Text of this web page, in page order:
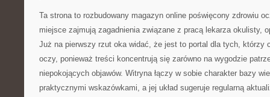
Ta strona to rozbudowany magazyn online poświęcony zdrowiu
miejsce zajmują zagadnienia związane z pracą lekarza okulisty,
Już na pierwszy rzut oka widać, że jest to portal dla tych, którzy
oczy, ponieważ treści koncentrują się zarówno na wygodzie
niepokojących objawów. Witryna łączy w sobie charakter bazy
praktycznymi wskazówkami, a jej układ sugeruje regularną